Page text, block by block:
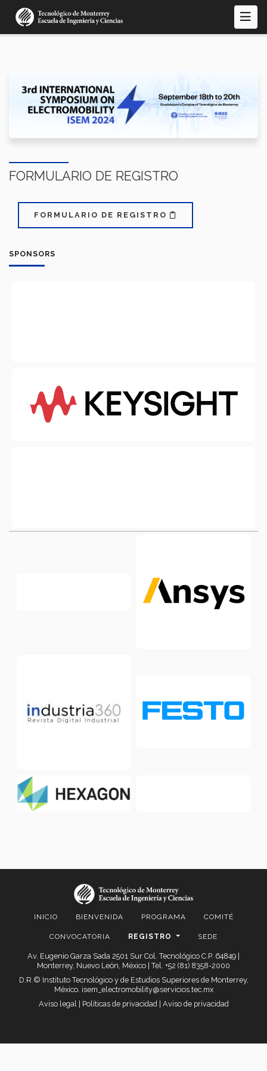
Pasar
contenido
FORMULARIO DE REGISTRO
FORMULARIO DE REGISTRO
SPONSORS
INICIO BIENVENIDA PROGRAMA COMITÉ
CONVOCATORIA REGISTRO SEDE
Av. Eugenio Garza Sada 2501 Sur Col. Tecnológico C.P. 64849 |
Monterrey, Nuevo León, México | Tel. +52 (81) 8358-2000
D.R.© Instituto Tecnológico y de Estudios Superiores de Monterrey,
México. isem_electromobility@servicios.tec.mx
Aviso legal| Políticas de privacidad| Aviso de privacidad